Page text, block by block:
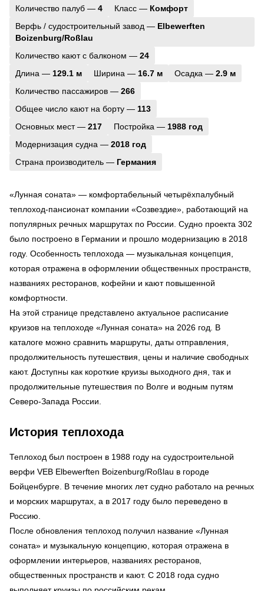
Количество палуб — 4 Класс — Комфорт
Верфь / судостроительный завод — Elbewerften
Boizenburg/Roßlau
Количество кают с балконом — 24
Длина — 129.1 м Ширина — 16.7 м Осадка — 2.9 м
Количество пассажиров — 266
Общее число кают на борту — 113
Основных мест — 217 Постройка — 1988 год
Модернизация судна — 2018 год
Страна производитель — Германия
«Лунная соната» — комфортабельный четырёхпалубный
теплоход-пансионат компании «Созвездие», работающий на
популярных речных маршрутах по России. Судно проекта 302
было построено в Германии и прошло модернизацию в 2018
году. Особенность теплохода — музыкальная концепция,
которая отражена в оформлении общественных пространств,
названиях ресторанов, кофейни и кают повышенной
комфортности.
На этой странице представлено актуальное расписание
круизов на теплоходе «Лунная соната» на 2026 год. В
каталоге можно сравнить маршруты, даты отправления,
продолжительность путешествия, цены и наличие свободных
кают. Доступны как короткие круизы выходного дня, так и
продолжительные путешествия по Волге и водным путям
Северо-Запада России.
История теплохода
Теплоход был построен в 1988 году на судостроительной
верфи VEB Elbewerften Boizenburg/Roßlau в городе
Бойценбурге. В течение многих лет судно работало на речных
и морских маршрутах, а в 2017 году было переведено в
Россию.
После обновления теплоход получил название «Лунная
соната» и музыкальную концепцию, которая отражена в
оформлении интерьеров, названиях ресторанов,
общественных пространств и кают. С 2018 года судно